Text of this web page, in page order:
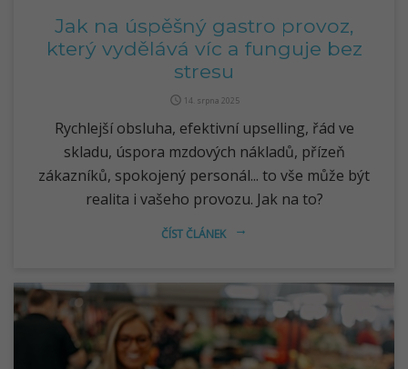
Jak na úspěšný gastro provoz,
který vydělává víc a funguje bez
stresu
query_builder 14. srpna 2025
Rychlejší obsluha, efektivní upselling, řád ve
skladu, úspora mzdových nákladů, přízeň
zákazníků, spokojený personál... to vše může být
realita i vašeho provozu. Jak na to?
arrow_right_alt
ČÍST ČLÁNEK